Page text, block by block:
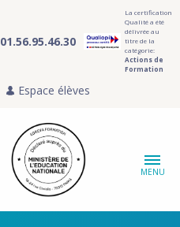
01.56.95.46.30
La certification
Qualité a été
délivrée au
titre de la
catégorie:
Actions de
Formation
Espace élèves
MENU